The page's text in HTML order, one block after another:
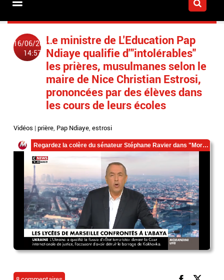
16/06/2023
14:57
Le ministre de L'Education Pap
Ndiaye qualifie d'"intolérables"
les prières, musulmanes selon le
maire de Nice Christian Estrosi,
prononcées par des élèves dans
les cours de leurs écoles
Vidéos |prière, Pap Ndiaye,estrosi